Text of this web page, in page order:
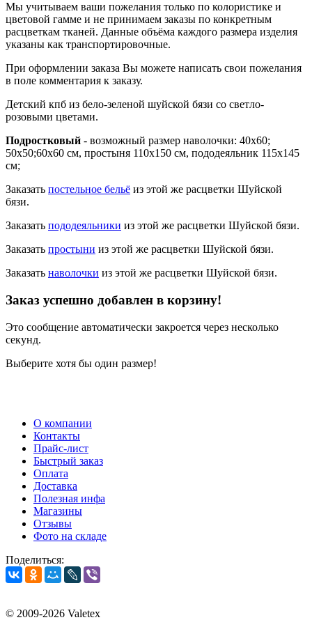
Мы учитываем ваши пожелания только по колористике и
цветовой гамме и не принимаем заказы по конкретным
расцветкам тканей. Данные объёма каждого размера изделия
указаны как транспортировочные.
При оформлении заказа Вы можете написать свои пожелания
в поле комментария к заказу.
Детский кпб из бело-зеленой шуйской бязи со светло-
розовыми цветами.
Подростковый - возможный размер наволочки: 40х60;
50х50;60х60 см, простыня 110х150 см, пододеяльник 115х145
см;
Заказать постельное бельё из этой же расцветки Шуйской
бязи.
Заказать пододеяльники из этой же расцветки Шуйской бязи.
Заказать простыни из этой же расцветки Шуйской бязи.
Заказать наволочки из этой же расцветки Шуйской бязи.
Заказ успешно добавлен в корзину!
Это сообщение автоматически закроется через несколько
секунд.
Выберите хотя бы один размер!
О компании
Контакты
Прайс-лист
Быстрый заказ
Оплата
Доставка
Полезная инфа
Магазины
Отзывы
Фото на складе
Поделиться:
© 2009-2026 Valetex